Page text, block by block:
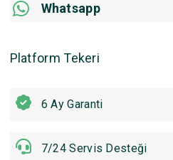
Whatsapp
Platform Tekeri
6 Ay Garanti
7/24 Servis Desteği